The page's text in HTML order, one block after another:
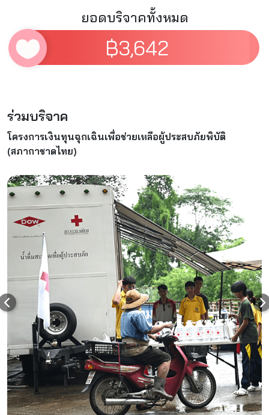
Momod 41
17
18 🍹ตาหนาน 41
20 พรรวา
21 เอกชัย 41
23 พัขราภรณ์ 41
24 พักตร์เพ็ญ 41
25 จักรพันธุ์ 41
26 Koy 41
41
28 Pannawarin 41
BigBoss 41
30 Karn 41
31 Chanidapa 41
32 Natthachai 41
ยอดบริจาคทั้งหมด
฿3,642
ร่วมบริจาค
โครงการเงินทุนฉุกเฉินเพื่อช่วยเหลือผู้ประสบภัยพิบัติ
(สภากาชาดไทย)